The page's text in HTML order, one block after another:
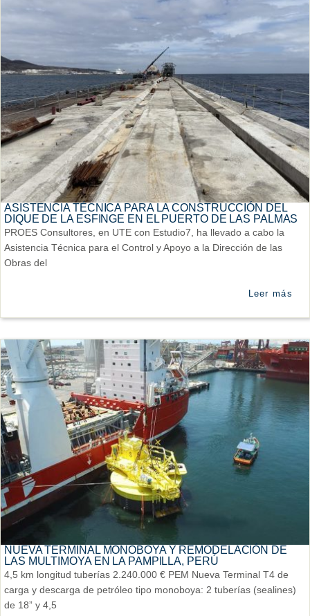
ASISTENCIA TÉCNICA PARA LA CONSTRUCCIÓN DEL
DIQUE DE LA ESFINGE EN EL PUERTO DE LAS PALMAS
PROES Consultores, en UTE con Estudio7, ha llevado a cabo la
Asistencia Técnica para el Control y Apoyo a la Dirección de las
Obras del
Leer más
NUEVA TERMINAL MONOBOYA Y REMODELACIÓN DE
LAS MULTIMOYA EN LA PAMPILLA, PERÚ
4,5 km longitud tuberías 2.240.000 € PEM Nueva Terminal T4 de
carga y descarga de petróleo tipo monoboya: 2 tuberías (sealines)
de 18” y 4,5